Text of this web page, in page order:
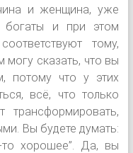
и женщина, уже
богаты и при этом
тому,
сказать, что вы
потому что у этих
всё, что только
Вы будете думать:
хорошее”. Да, вы